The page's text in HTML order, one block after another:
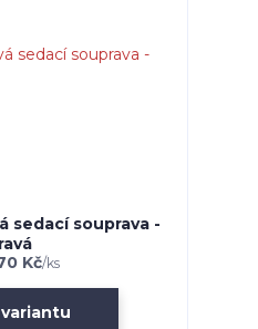
sedací souprava -
Kč/ks